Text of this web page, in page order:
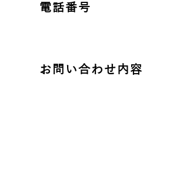
電話番号
お問い合わせ内容